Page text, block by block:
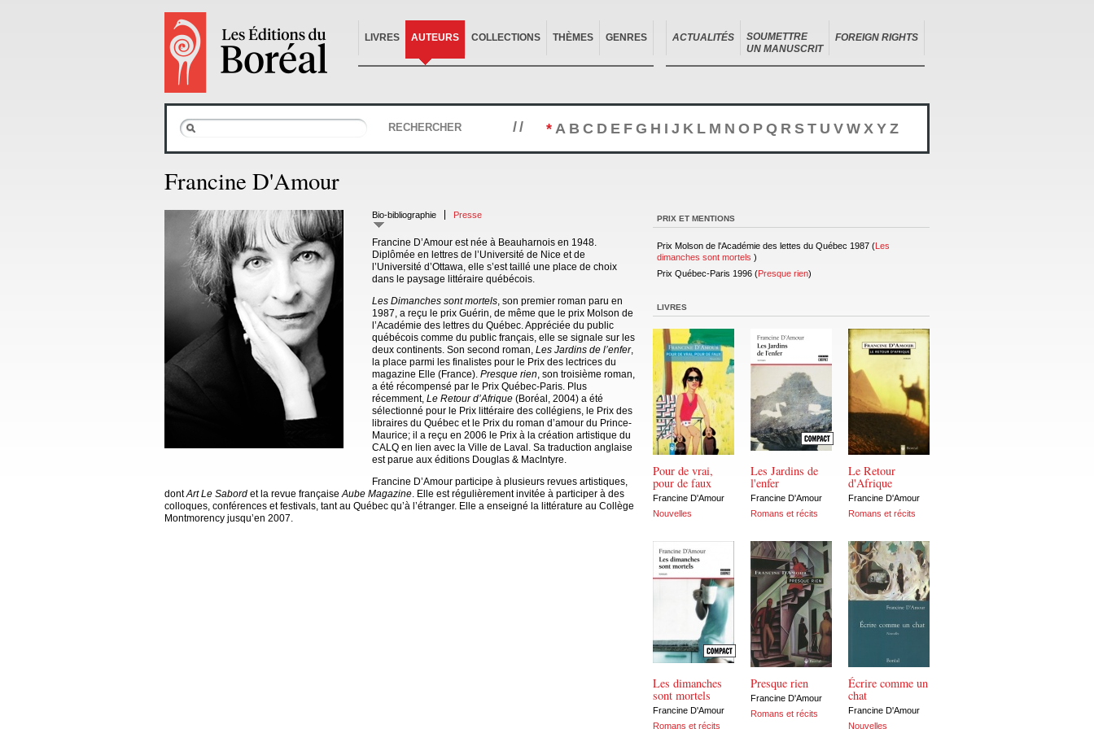
LIVRES AUTEURS COLLECTIONS THÈMES GENRES ACTUALITÉS
SOUMETTRE
UN MANUSCRIT
FOREIGN RIGHTS
RECHERCHER // * A B C D E F G H I J K L M N O P Q R S T U V W X Y Z
Francine D'Amour
Bio-bibliographie Presse
Francine D’Amour est née à Beauharnois en 1948.
Diplômée en lettres de l’Université de Nice et de
l’Université d’Ottawa, elle s’est taillé une place de choix
dans le paysage littéraire québécois.
Les Dimanches sont mortels, son premier roman paru en
1987, a reçu le prix Guérin, de même que le prix Molson de
l’Académie des lettres du Québec. Appréciée du public
québécois comme du public français, elle se signale sur les
deux continents. Son second roman, Les Jardins de l’enfer,
la place parmi les finalistes pour le Prix des lectrices du
magazine Elle (France). Presque rien, son troisième roman,
a été récompensé par le Prix Québec-Paris. Plus
récemment, Le Retour d’Afrique (Boréal, 2004) a été
sélectionné pour le Prix littéraire des collégiens, le Prix des
libraires du Québec et le Prix du roman d’amour du Prince-
Maurice; il a reçu en 2006 le Prix à la création artistique du
CALQ en lien avec la Ville de Laval. Sa traduction anglaise
est parue aux éditions Douglas & MacIntyre.
Francine D’Amour participe à plusieurs revues artistiques,
dontArt Le Sabord et la revue françaiseAube Magazine. Elle est régulièrement invitée à participer à des
colloques, conférences et festivals, tant au Québec qu’à l’étranger. Elle a enseigné la littérature au Collège
Montmorency jusqu’en 2007.
PRIX ET MENTIONS
Prix Molson de l'Académie des lettes du Québec 1987 (Les
dimanches sont mortels )
Prix Québec-Paris 1996 (Presque rien)
LIVRES
Pour de vrai,
pour de faux
Francine D'Amour
Nouvelles
Les Jardins de
l'enfer
Francine D'Amour
Romans et récits
Le Retour
d'Afrique
Francine D'Amour
Romans et récits
Les dimanches
sont mortels
Francine D'Amour
Romans et récits
Presque rien
Francine D'Amour
Romans et récits
Écrire comme un
chat
Francine D'Amour
Nouvelles